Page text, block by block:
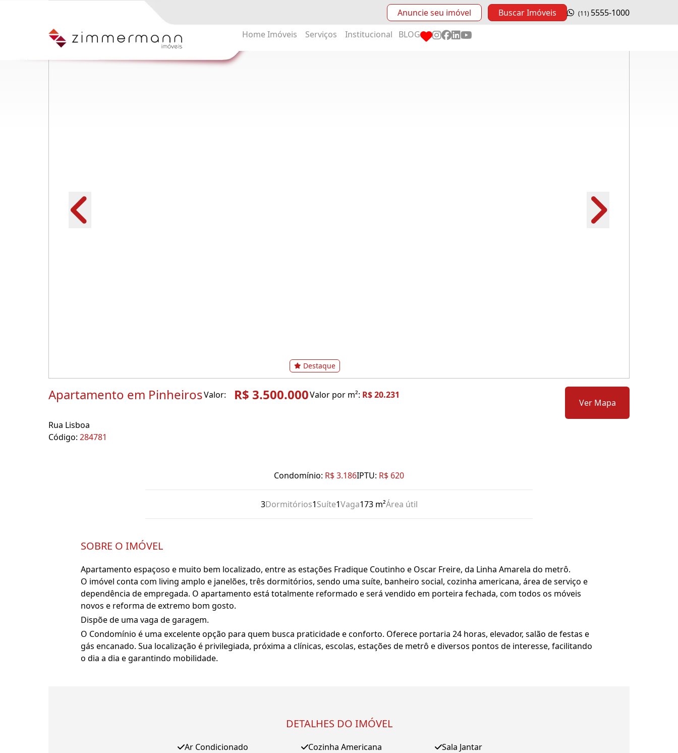
Anuncie seu imóvel Buscar Imóveis (11) 5555-1000
Home Imóveis Serviços Institucional BLOG
Destaque
Apartamento em PinheirosValor: R$ 3.500.000Valor por m²: R$ 20.231
Rua Lisboa
Código: 284781
Ver Mapa
Condomínio: R$ 3.186IPTU: R$ 620
3Dormitórios1Suíte1Vaga173 m²Área útil
SOBRE O IMÓVEL
Apartamento espaçoso e muito bem localizado, entre as estações Fradique Coutinho e Oscar Freire, da Linha Amarela do metrô.
O imóvel conta com living amplo e janelões, três dormitórios, sendo uma suíte, banheiro social, cozinha americana, área de serviço e
dependência de empregada. O apartamento está totalmente reformado e será vendido em porteira fechada, com todos os móveis
novos e reforma de extremo bom gosto.
Dispõe de uma vaga de garagem.
O Condomínio é uma excelente opção para quem busca praticidade e conforto. Oferece portaria 24 horas, elevador, salão de festas e
gás encanado. Sua localização é privilegiada, próxima a clínicas, escolas, estações de metrô e diversos pontos de interesse, facilitando
o dia a dia e garantindo mobilidade.
DETALHES DO IMÓVEL
Ar Condicionado
Cozinha Americana
Sala Jantar